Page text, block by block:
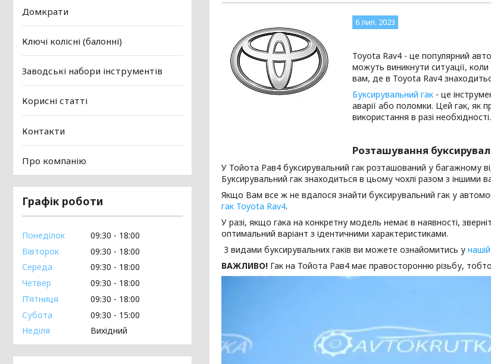
6 лип. 2023
Toyota Rav4 - це популярний
можуть виникнути ситуації,
вам, де в Toyota Rav4
Буксирувальний гак - це
аварії або поломки. Цей гак, як
використання в разі необхідності.
Розташування
У Тойота Рав4 буксирувальний гак розташований у багажному
Буксирувальний гак знаходиться в цьому чохлі разом з іншими
Якщо Вам все ж не вдалося знайти буксирувальний гак у
гак Toyota Rav4.
У разі, якщо гака на конкретну модель немає в наявності,
оптимальний варіант з ідентичними характеристиками.
З видами буксирувальних гаків ви можете ознайомитись у
ВАЖЛИВО! Гак на Тойота Рав4 має правосторонню різьбу,
Домкрати
Ключі колісні (балонні)
Заводські набори інструментів
Корисні статті
Контакти
Про компанію
Графік роботи
Понеділок 09:30
18:00
Вівторок
09:30
18:00
Середа
09:30
18:00
Четвер
09:30
18:00
Пʼятниця
09:30
18:00
Субота
09:30
15:00
Неділя
Вихідний